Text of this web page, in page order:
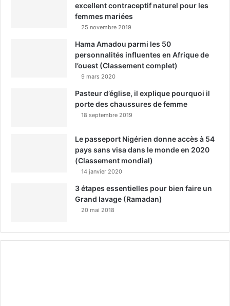
excellent contraceptif naturel pour les
femmes mariées
25 novembre 2019
Hama Amadou parmi les 50
personnalités influentes en Afrique de
l’ouest (Classement complet)
9 mars 2020
Pasteur d’église, il explique pourquoi il
porte des chaussures de femme
18 septembre 2019
Le passeport Nigérien donne accès à 54
pays sans visa dans le monde en 2020
(Classement mondial)
14 janvier 2020
3 étapes essentielles pour bien faire un
Grand lavage (Ramadan)
20 mai 2018